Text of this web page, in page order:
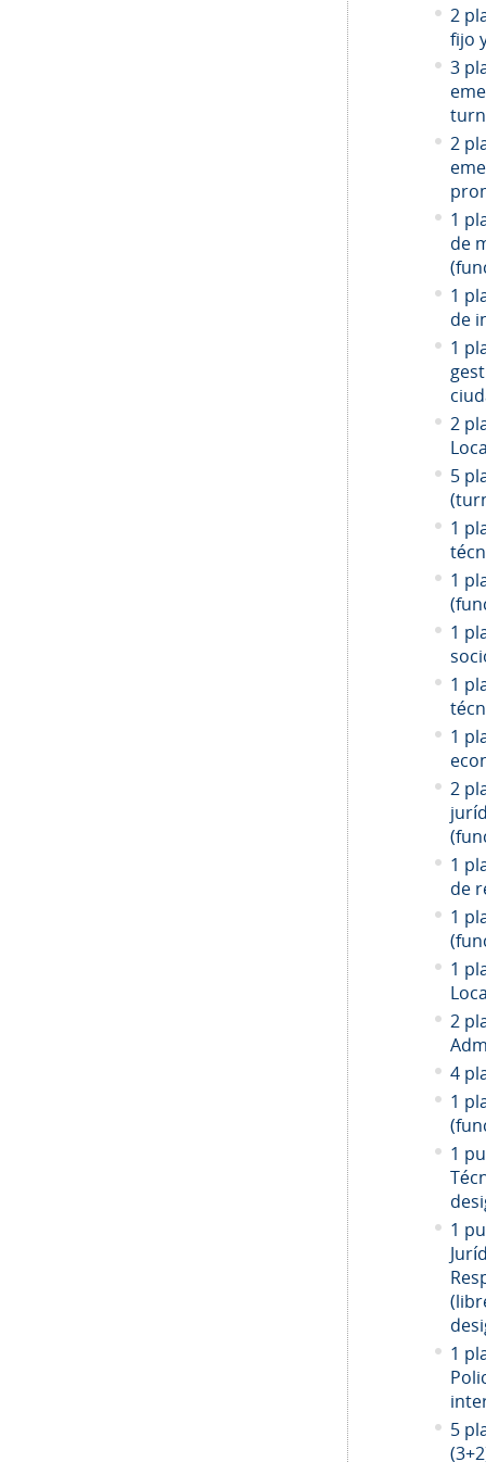
2
fijo
3
2
1
de
1
de
1
2
5
1
1
1
1
1
2
1
de
1
1
2
4
1
1
1
1
5